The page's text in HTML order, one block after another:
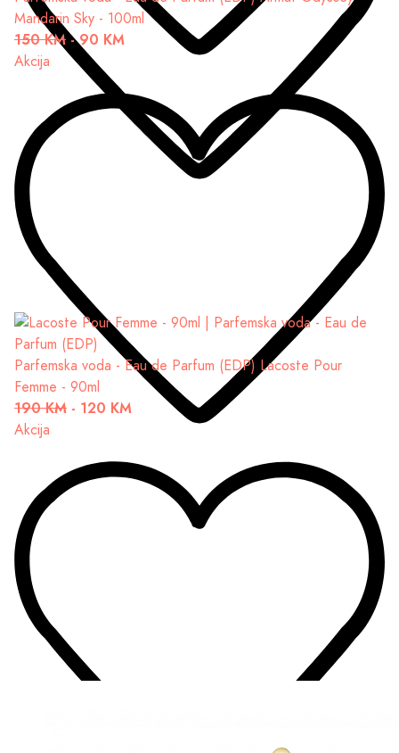
Mandarin Sky - 100ml
150 KM-90 KM
Akcija
Parfemska voda - Eau de Parfum (EDP) Lacoste Pour
Femme - 90ml
190 KM - 120 KM
Akcija